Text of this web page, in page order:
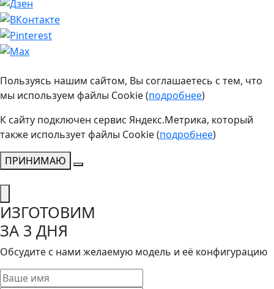
Пользуясь нашим сайтом, Вы соглашаетесь с тем, что
мы используем файлы Cookie (подробнее)
К сайту подключен сервис Яндекс.Метрика, который
также использует файлы Cookie (подробнее)
ПРИНИМАЮ
ИЗГОТОВИМ
ЗА 3 ДНЯ
Обсудите с нами желаемую модель и её конфигурацию